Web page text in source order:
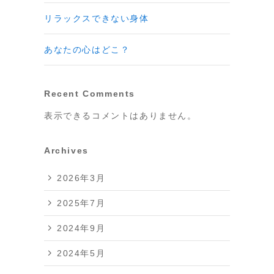
リラックスできない身体
あなたの心はどこ？
Recent Comments
表示できるコメントはありません。
Archives
2026年3月
2025年7月
2024年9月
2024年5月